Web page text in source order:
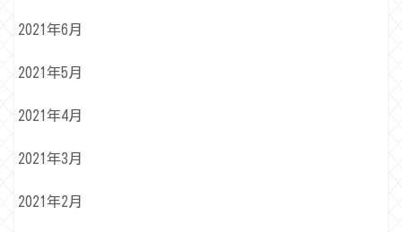
2021年6月
2021年5月
2021年4月
2021年3月
2021年2月